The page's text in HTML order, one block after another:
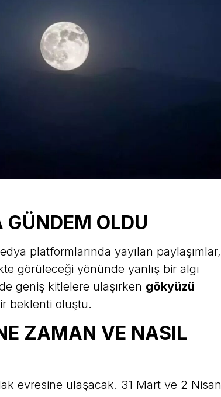
OLDU
platformlarında yayılan paylaşımlar,
görüleceği yönünde yanlış bir algı
geniş kitlelere ulaşırken gökyüzü
beklenti oluştu.
ZAMAN VE NASIL
evresine ulaşacak. 31 Mart ve 2 Nisan